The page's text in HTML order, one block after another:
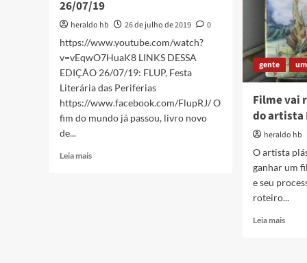
26/07/19
heraldo hb 26 de julho de 2019
0
https://www.youtube.com/watch?
v=vEqwO7HuaK8 LINKS DESSA
EDIÇÃO 26/07/19: FLUP, Festa
Literária das Periferias
https://www.facebook.com/FlupRJ/ O
fim do mundo já passou, livro novo
de...
Leia maisRead
gente
Filme vai
do artista
heraldo hb
O artista
ganhar um
e seu
roteiro...
Leia maisRead